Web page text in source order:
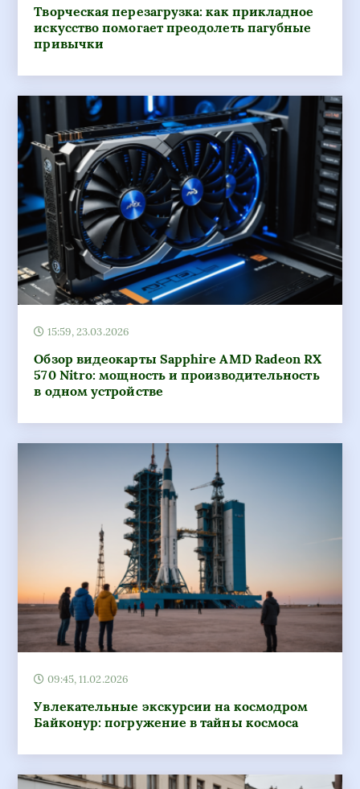
15:59, 23.03.2026
Обзор видеокарты Sapphire AMD Radeon RX
570 Nitro: мощность и производительность
в одном устройстве
09:45, 11.02.2026
Увлекательные экскурсии на космодром
Байконур: погружение в тайны космоса